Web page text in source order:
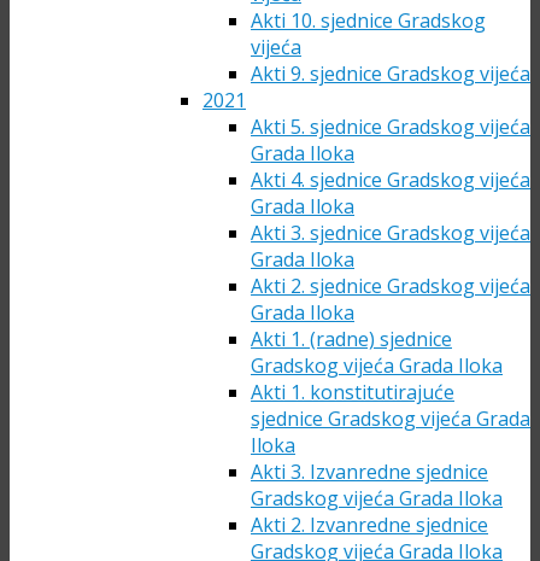
Akti 10. sjednice Gradskog
vijeća
Akti 9. sjednice Gradskog vijeća
2021
Akti 5. sjednice Gradskog vijeća
Grada Iloka
Akti 4. sjednice Gradskog vijeća
Grada Iloka
Akti 3. sjednice Gradskog vijeća
Grada Iloka
Akti 2. sjednice Gradskog vijeća
Grada Iloka
Akti 1. (radne) sjednice
Gradskog vijeća Grada Iloka
Akti 1. konstitutirajuće
sjednice Gradskog vijeća Grada
Iloka
Akti 3. Izvanredne sjednice
Gradskog vijeća Grada Iloka
Akti 2. Izvanredne sjednice
Gradskog vijeća Grada Iloka